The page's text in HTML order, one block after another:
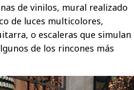
de vinilos, mural realizado
de luces multicolores,
o escaleras que simulan
de los rincones más